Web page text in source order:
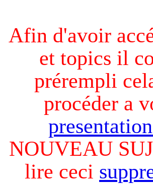
Afin d'avoir
et topics il
prérempli
procéder a
NOUVEAU
lire ceci